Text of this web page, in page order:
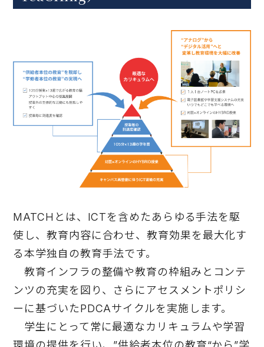
MATCHとは、ICTを含めたあらゆる手法を駆
使し、教育内容に合わせ、教育効果を最大化す
る本学独自の教育手法です。
教育インフラの整備や教育の枠組みとコンテ
ンツの充実を図り、さらにアセスメントポリシ
ーに基づいたPDCAサイクルを実施します。
学生にとって常に最適なカリキュラムや学習